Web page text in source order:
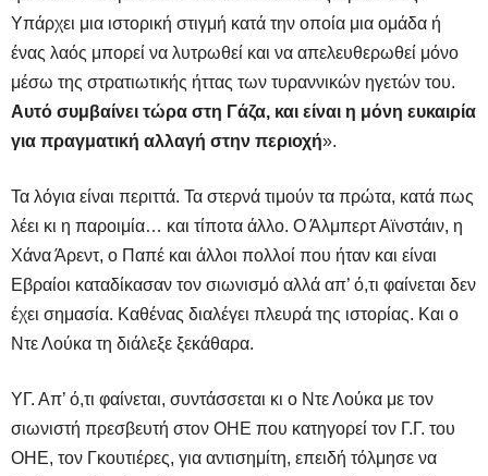
Υπάρχει μια ιστορική στιγμή κατά την οποία μια ομάδα ή
ένας λαός μπορεί να λυτρωθεί και να απελευθερωθεί μόνο
μέσω της στρατιωτικής ήττας των τυραννικών ηγετών του.
Αυτό συμβαίνει τώρα στη Γάζα, και είναι η μόνη ευκαιρία
για πραγματική αλλαγή στην περιοχή».
Τα λόγια είναι περιττά. Τα στερνά τιμούν τα πρώτα, κατά πως
λέει κι η παροιμία… και τίποτα άλλο. Ο Άλμπερτ Αϊνστάιν, η
Χάνα Άρεντ, ο Παπέ και άλλοι πολλοί που ήταν και είναι
Εβραίοι καταδίκασαν τον σιωνισμό αλλά απ’ ό,τι φαίνεται δεν
έχει σημασία. Καθένας διαλέγει πλευρά της ιστορίας. Και ο
Ντε Λούκα τη διάλεξε ξεκάθαρα.
ΥΓ. Απ’ ό,τι φαίνεται, συντάσσεται κι ο Ντε Λούκα με τον
σιωνιστή πρεσβευτή στον ΟΗΕ που κατηγορεί τον Γ.Γ. του
ΟΗΕ, τον Γκουτιέρες, για αντισημίτη, επειδή τόλμησε να